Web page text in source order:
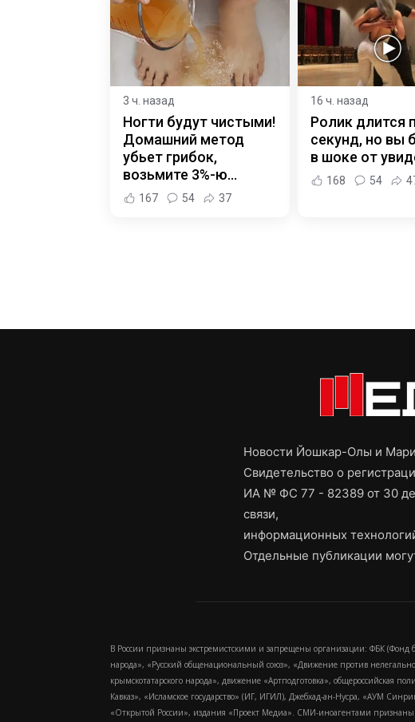
3 ч. назад
Ногти будут чистыми!
Домашний метод
убьет грибок,
возьмите 3%-ю…
167 54 37
16 ч. назад
Ролик длится
секунд, но вы
в шоке от
168 54
Новости Йошкар-Олы и
Свидетельство о
ИА № ФС 77 - 82389 от 30
связи,
информационных
Отдельные публикации
В России признаны экстремистскими и запрещены организации: ФБК
народа», «Русский общенациональный союз», «Движение против
крымскотатарского народа», движение «Артподготовка»,
Кавказ», «Исламское государство» (ИГ, ИГИЛ), Джебхад-ан-Нусра, «АУМ
«Открытой России», издания «Проект Медиа». СМИ-иноагентами